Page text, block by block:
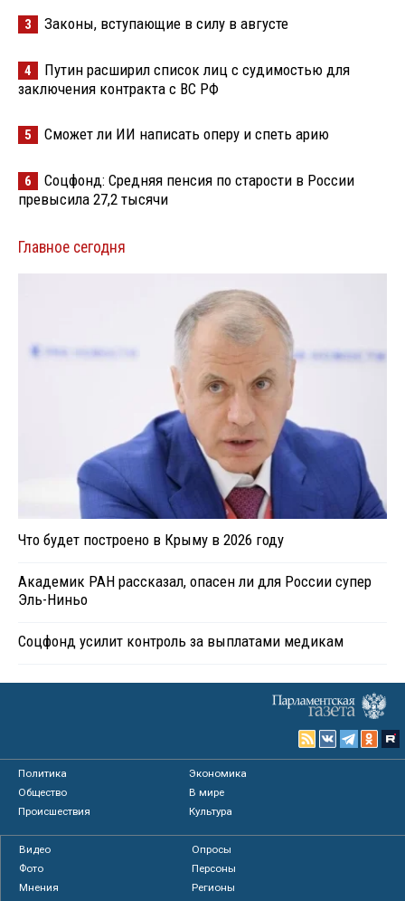
3 Законы, вступающие в силу в августе
4
Путин расширил список лиц с судимостью для
заключения контракта с ВС РФ
5 Сможет ли ИИ написать оперу и спеть арию
6
Соцфонд: Средняя пенсия по старости в России
превысила 27,2 тысячи
Главное сегодня
Что будет построено в Крыму в 2026 году
Академик РАН рассказал, опасен ли для России супер
Эль-Ниньо
Соцфонд усилит контроль за выплатами медикам
Политика
Экономика
Общество
В мире
Происшествия
Культура
Видео
Опросы
Фото
Персоны
Мнения
Регионы